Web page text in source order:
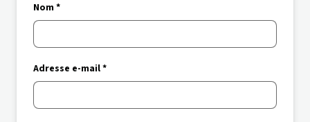
Nom *
Adresse e-mail *